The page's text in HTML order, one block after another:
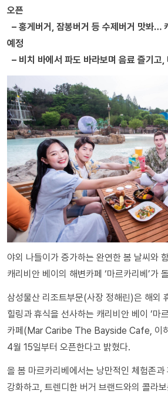
오픈
– 홍게버거, 잠봉버거 등 수제버거 맛봐…
예정
– 비치 바에서 파도 바라보며 음료 즐기고,
야외 나들이가 증가하는 완연한 봄 날씨와
캐리비안 베이의 해변카페 ‘마르카리베’가
삼성물산 리조트부문(사장 정해린)은 해외
힐링과 휴식을 선사하는 캐리비안 베이 ‘마
카페(Mar Caribe The Bayside Cafe, 이
4월 15일부터 오픈한다고 밝혔다.
올 봄 마르카리베에서는 낭만적인 체험존과
강화하고, 트렌디한 버거 브랜드와의 콜라